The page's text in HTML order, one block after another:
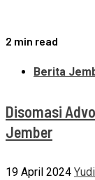
2 min read
Berita
Disomasi
Jember
19 April 2024 Yudi